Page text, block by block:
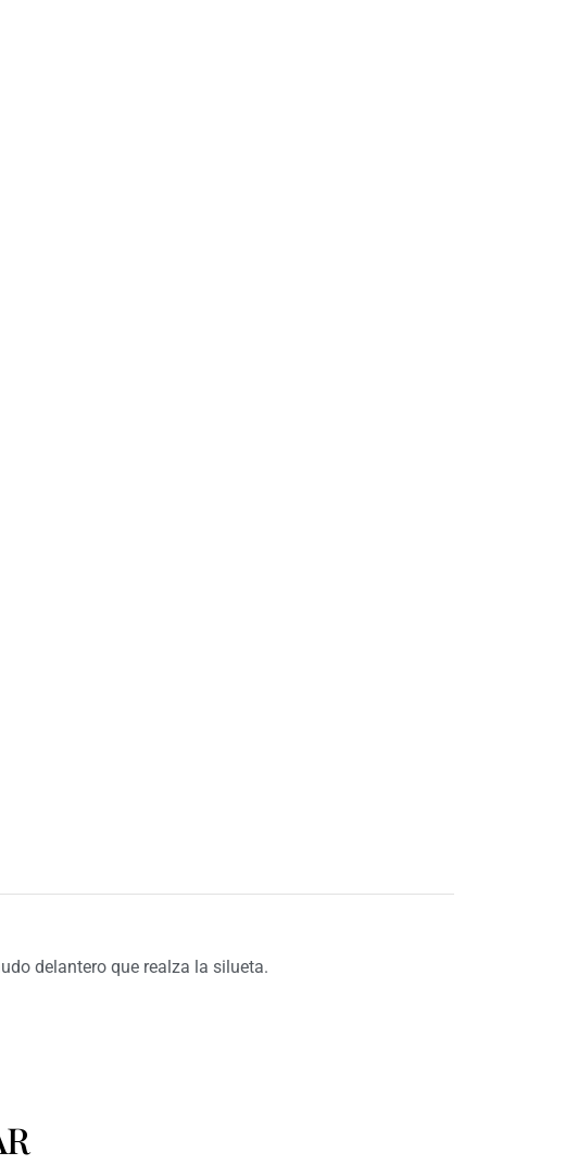
delantero que realza la silueta.